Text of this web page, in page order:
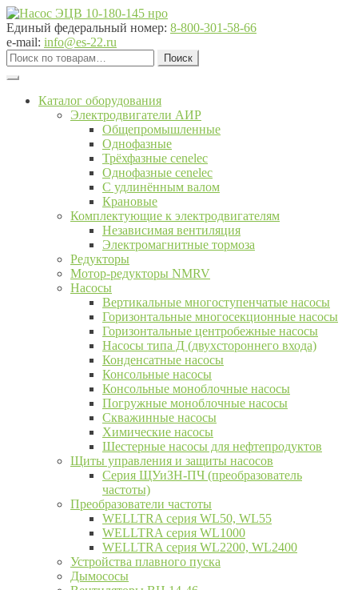
Перейти
к
навигации
Перейти
к
содержимому
Единый федеральный номер: 8-800-301-58-66
e-mail: info@es-22.ru
Искать:
Поиск
Каталог оборудования
Электродвигатели АИР
Общепромышленные
Однофазные
Трёхфазные cenelec
Однофазные cenelec
С удлинённым валом
Крановые
Комплектующие к электродвигателям
Независимая вентиляция
Электромагнитные тормоза
Редукторы
Мотор-редукторы NMRV
Насосы
Вертикальные многоступенчатые насосы
Горизонтальные многосекционные насосы
Горизонтальные центробежные насосы
Насосы типа Д (двухстороннего входа)
Конденсатные насосы
Консольные насосы
Консольные моноблочные насосы
Погружные моноблочные насосы
Скважинные насосы
Химические насосы
Шестерные насосы для нефтепродуктов
Щиты управления и защиты насосов
Серия ЩУиЗН-ПЧ (преобразователь
частоты)
Преобразователи частоты
WELLTRA cерия WL50, WL55
WELLTRA cерия WL1000
WELLTRA серия WL2200, WL2400
Устройства плавного пуска
Дымососы